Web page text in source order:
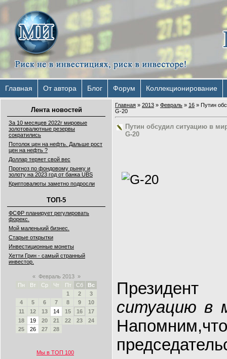
Главная От автора Блог Форум Коллекционирование
Лента новостей
За 10 месяцев 2022г мировые
золотовалютные резервы
сократились
Потолок цен на нефть. Дальше рост
цен на нефть ?
Доллар теряет свой вес
Прогноз по фондовому рынку и
золоту на 2023 год от банка UBS
Криптовалюты заметно подросли
ТОП-5
ФСФР планирует регулировать
форекс.
Мой маленький бизнес.
Старые открытки
Инвестиционные монеты
Хетти Грин - самый странный
инвестор.
« Февраль 2013 »
Пн
Вт Ср Чт Пт Сб
Вс
1
2
3
4
5 6 7 8 9
10
11
12 13 14 15 16
17
18
19 20 21 22 23
24
25
26 27 28
Мы в ТОП 100
Главная » 2013 » Февраль » 16 » Путин
G-20
Путин обсудил ситуацию в
G-20
ситуацию в